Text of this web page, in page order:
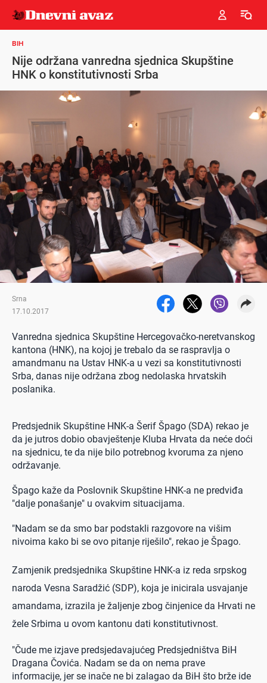
BIH
Nije održana vanredna sjednica Skupštine
HNK o konstitutivnosti Srba
Srna
17.10.2017
Vanredna sjednica Skupštine Hercegovačko-neretvanskog
kantona (HNK), na kojoj je trebalo da se raspravlja o
amandmanu na Ustav HNK-a u vezi sa konstitutivnosti
Srba, danas nije održana zbog nedolaska hrvatskih
poslanika.
Predsjednik Skupštine HNK-a Šerif Špago (SDA) rekao je
da je jutros dobio obavještenje Kluba Hrvata da neće doći
na sjednicu, te da nije bilo potrebnog kvoruma za njeno
održavanje.
Špago kaže da Poslovnik Skupštine HNK-a ne predviđa
"dalje ponašanje" u ovakvim situacijama.
"Nadam se da smo bar podstakli razgovore na višim
nivoima kako bi se ovo pitanje riješilo", rekao je Špago.
Zamjenik predsjednika Skupštine HNK-a iz reda srpskog
naroda Vesna Saradžić (SDP), koja je inicirala usvajanje
amandama, izrazila je žaljenje zbog činjenice da Hrvati ne
žele Srbima u ovom kantonu dati konstitutivnost.
"Čude me izjave predsjedavajućeg Predsjedništva BiH
Dragana Čovića. Nadam se da on nema prave
informacije, jer se inače ne bi zalagao da BiH što brže ide